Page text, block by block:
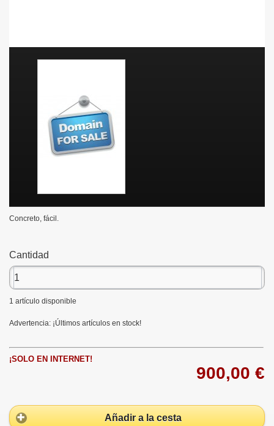
Concreto, fácil.
Cantidad
1 artículo disponible
Advertencia: ¡Últimos artículos en stock!
¡SOLO EN INTERNET!
900,00 €
Añadir a la cesta